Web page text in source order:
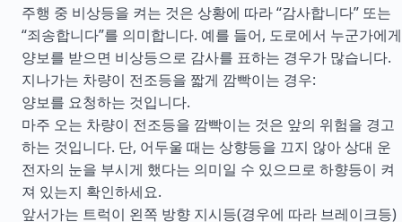
주행 중 비상등을 켜는 것은 상황에 따라 “감사합니다” 또는
“죄송합니다”를 의미합니다. 예를 들어, 도로에서 누군가에게
양보를 받으면 비상등으로 감사를 표하는 경우가 많습니다.
지나가는 차량이 전조등을 짧게 깜빡이는 경우:
양보를 요청하는 것입니다.
마주 오는 차량이 전조등을 깜빡이는 것은 앞의 위험을 경고
하는 것입니다. 단, 어두울 때는 상향등을 끄지 않아 상대 운
전자의 눈을 부시게 했다는 의미일 수 있으므로 하향등이 켜
져 있는지 확인하세요.
앞서가는 트럭이 왼쪽 방향 지시등(경우에 따라 브레이크등)